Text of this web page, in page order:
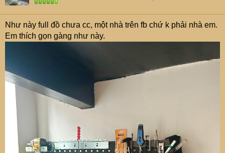
Như này full đồ chưa cc, một nhà trên fb chứ k phải nhà em.
Em thích gọn gàng như này.